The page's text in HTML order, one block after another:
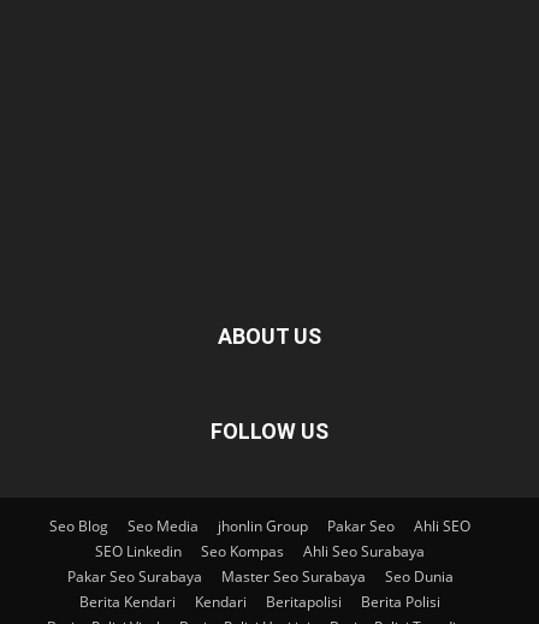
ABOUT US
FOLLOW US
Seo Blog Seo Media jhonlin Group Pakar Seo
Ahli SEO
SEO Linkedin
Seo Kompas
Ahli Seo Surabaya
Pakar Seo Surabaya
Master Seo Surabaya
Seo Dunia
Berita Kendari
Kendari Beritapolisi
Berita Polisi